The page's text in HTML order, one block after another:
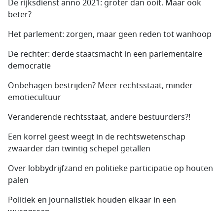
De rijksdienst anno 2021: groter dan ooit. Maar ook
beter?
Het parlement: zorgen, maar geen reden tot wanhoop
De rechter: derde staatsmacht in een parlementaire
democratie
Onbehagen bestrijden? Meer rechtsstaat, minder
emotiecultuur
Veranderende rechtsstaat, andere bestuurders?!
Een korrel geest weegt in de rechtswetenschap
zwaarder dan twintig schepel getallen
Over lobbydrijfzand en politieke participatie op houten
palen
Politiek en journalistiek houden elkaar in een